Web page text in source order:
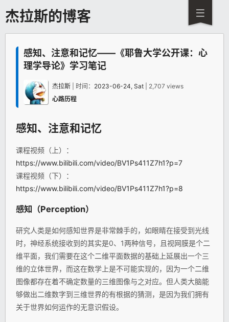
杰拉斯的博客
感知、注意和记忆——《耶鲁大学公开课：心
理学导论》学习笔记
杰拉斯 | 时间： 2023-06-24, Sat | 2,707 views
心路历程
感知、注意和记忆
课程视频（上）：
https://www.bilibili.com/video/BV1Ps411Z7h1?p=7
课程视频（下）：
https://www.bilibili.com/video/BV1Ps411Z7h1?p=8
感知（Perception）
研究人类是如何感知世界是非常棘手的，如眼睛在接受到光线
时，神经系统接收到的其实是0、1两种信号，且视网膜是个二
维平面，我们需要在这个二维平面数据的基础上延展出一个三
维的立体世界，而这在数学上是不可能实现的，因为一个二维
图像都存在着不确定数量的三维图像与之对应。但人类大脑能
够做出二维数字到三维世界的有根据的猜测，是因为我们拥有
关于世界如何运作的无意识假设。